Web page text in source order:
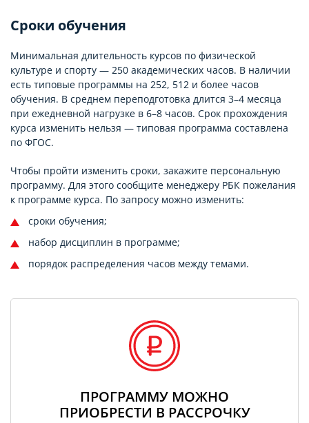
Сроки обучения
Минимальная длительность курсов по физической
культуре и спорту — 250 академических часов. В наличии
есть типовые программы на 252, 512 и более часов
обучения. В среднем переподготовка длится 3–4 месяца
при ежедневной нагрузке в 6–8 часов. Срок прохождения
курса изменить нельзя — типовая программа составлена
по ФГОС.
Чтобы пройти изменить сроки, закажите персональную
программу. Для этого сообщите менеджеру РБК пожелания
к программе курса. По запросу можно изменить:
сроки обучения;
набор дисциплин в программе;
порядок распределения часов между темами.
ПРОГРАММУ МОЖНО
ПРИОБРЕСТИ В РАССРОЧКУ